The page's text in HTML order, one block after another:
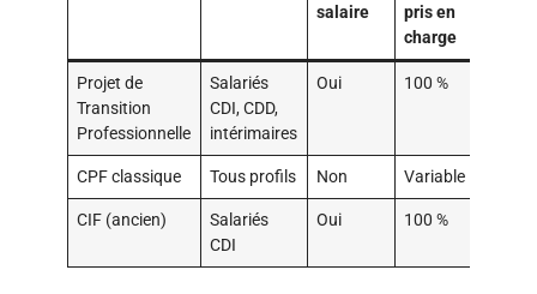
salaire
pris en
charge
Projet de
Transition
Professionnelle
Salariés
CDI, CDD,
intérimaires
Oui 100 %
CPF classique Tous profils Non Variable
CIF (ancien)
Salariés
CDI
Oui 100 %